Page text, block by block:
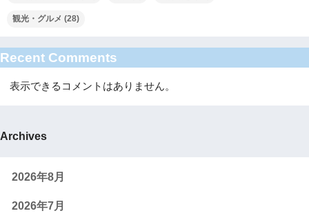
観光・グルメ (28)
Recent Comments
表示できるコメントはありません。
Archives
2026年8月
2026年7月